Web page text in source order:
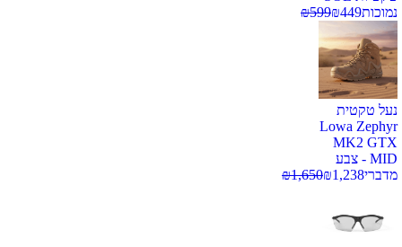
נמוכות
₪449
₪599
נעל טקטית
Lowa Zephyr
MK2 GTX
MID - צבע
מדברי
₪1,238
₪1,650